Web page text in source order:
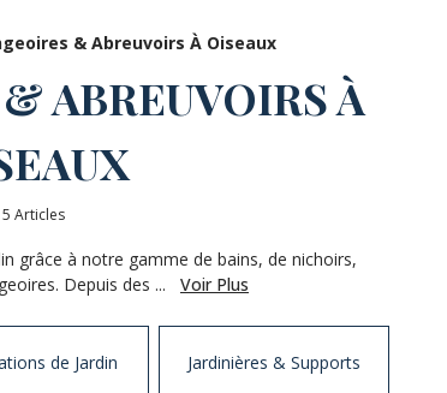
& Abreuvoirs À Oiseaux
ABREUVOIRS À
5 Articles
grâce à notre gamme de bains, de nichoirs,
Depuis des ...
Voir Plus
de Jardin Jardinières & Supports